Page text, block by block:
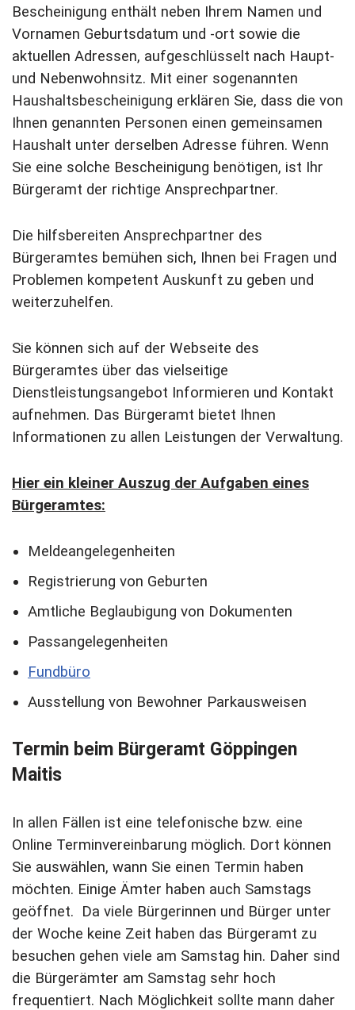
Bescheinigung enthält neben Ihrem Namen und
Vornamen Geburtsdatum und -ort sowie die
aktuellen Adressen, aufgeschlüsselt nach Haupt-
und Nebenwohnsitz. Mit einer sogenannten
Haushaltsbescheinigung erklären Sie, dass die von
Ihnen genannten Personen einen gemeinsamen
Haushalt unter derselben Adresse führen. Wenn
Sie eine solche Bescheinigung benötigen, ist Ihr
Bürgeramt der richtige Ansprechpartner.
Die hilfsbereiten Ansprechpartner des
Bürgeramtes bemühen sich, Ihnen bei Fragen und
Problemen kompetent Auskunft zu geben und
weiterzuhelfen.
Sie können sich auf der Webseite des
Bürgeramtes über das vielseitige
Dienstleistungsangebot Informieren und Kontakt
aufnehmen. Das Bürgeramt bietet Ihnen
Informationen zu allen Leistungen der Verwaltung.
Hier ein kleiner Auszug der Aufgaben eines
Bürgeramtes:
Meldeangelegenheiten
Registrierung von Geburten
Amtliche Beglaubigung von Dokumenten
Passangelegenheiten
Fundbüro
Ausstellung von Bewohner Parkausweisen
Termin beim Bürgeramt Göppingen
Maitis
In allen Fällen ist eine telefonische bzw. eine
Online Terminvereinbarung möglich. Dort können
Sie auswählen, wann Sie einen Termin haben
möchten. Einige Ämter haben auch Samstags
geöffnet. Da viele Bürgerinnen und Bürger unter
der Woche keine Zeit haben das Bürgeramt zu
besuchen gehen viele am Samstag hin. Daher sind
die Bürgerämter am Samstag sehr hoch
frequentiert. Nach Möglichkeit sollte mann daher